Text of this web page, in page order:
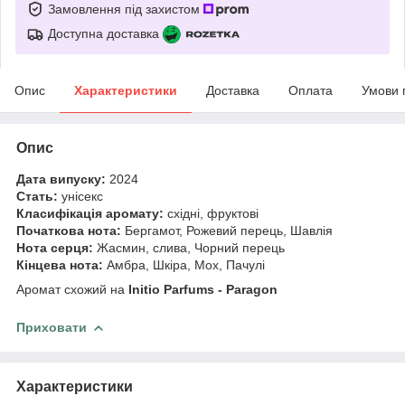
Замовлення під захистом
Доступна доставка
Опис Характеристики Доставка Оплата Умови
Опис
Дата випуску: 2024
Стать: унісекс
Класифікація аромату: східні, фруктові
Початкова нота: Бергамот, Рожевий перець, Шавлія
Нота серця: Жасмин, слива, Чорний перець
Кінцева нота: Амбра, Шкіра, Мох, Пачулі
Аромат схожий на Initio Parfums - Paragon
Приховати
Характеристики